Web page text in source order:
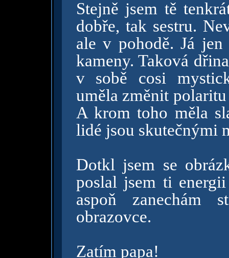
Stejně jsem tě
dobře, tak sestru.
ale v pohodě. Já
kameny. Taková
v sobě cosi
uměla změnit
A krom toho měla
lidé jsou skutečnými
Dotkl jsem se
poslal jsem ti
aspoň zanechám
obrazovce.
Zatím papa!